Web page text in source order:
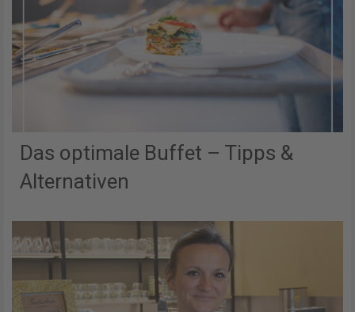
Das optimale Buffet – Tipps &
Alternativen